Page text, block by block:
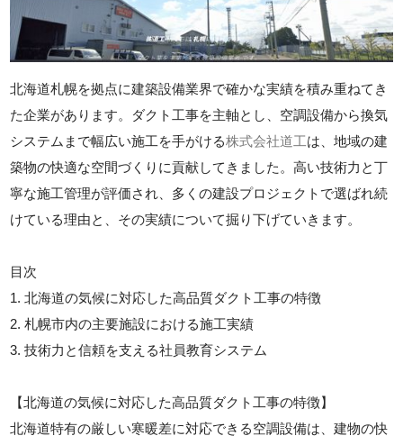
北海道札幌を拠点に建築設備業界で確かな実績を積み重ねてき
た企業があります。ダクト工事を主軸とし、空調設備から換気
システムまで幅広い施工を手がける株式会社道工は、地域の建
築物の快適な空間づくりに貢献してきました。高い技術力と丁
寧な施工管理が評価され、多くの建設プロジェクトで選ばれ続
けている理由と、その実績について掘り下げていきます。
目次
1. 北海道の気候に対応した高品質ダクト工事の特徴
2. 札幌市内の主要施設における施工実績
3. 技術力と信頼を支える社員教育システム
【北海道の気候に対応した高品質ダクト工事の特徴】
北海道特有の厳しい寒暖差に対応できる空調設備は、建物の快